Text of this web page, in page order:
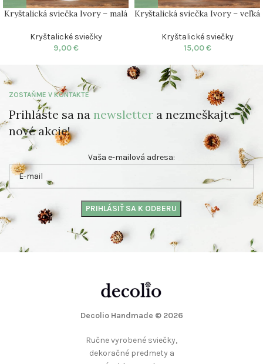
Kryštalická sviečka Ivory – malá
Kryštalické sviečky
9,00€
Kryštalická sviečka Ivory – veľká
Kryštalické sviečky
15,00€
ZOSTAŇME V KONTAKTE
Prihláste sa na newsletter a nezmeškajte
nové akcie!
Vaša e-mailová adresa:
Decolio Handmade © 2026
Ručne vyrobené sviečky,
dekoračné predmety a